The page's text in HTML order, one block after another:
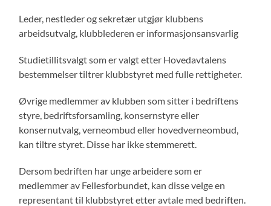
Leder, nestleder og sekretær utgjør klubbens
arbeidsutvalg, klubblederen er informasjonsansvarlig
Studietillitsvalgt som er valgt etter Hovedavtalens
bestemmelser tiltrer klubbstyret med fulle rettigheter.
Øvrige medlemmer av klubben som sitter i bedriftens
styre, bedriftsforsamling, konsernstyre eller
konsernutvalg, verneombud eller hovedverneombud,
kan tiltre styret. Disse har ikke stemmerett.
Dersom bedriften har unge arbeidere som er
medlemmer av Fellesforbundet, kan disse velge en
representant til klubbstyret etter avtale med bedriften.